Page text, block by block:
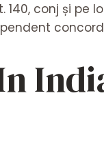
conj și pe
In